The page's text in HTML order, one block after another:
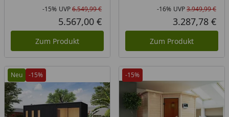
Rabatt in Prozent
-15%
Ursprünglicher Preis
UVP6.549,99 €
Aktueller Preis
5.567,00 €
Zum Produkt
-16% UVP3.949,99 €
3.287,78 €
Zum Produkt
Neu -15% -15%